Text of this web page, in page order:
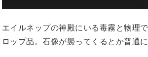
エイルネップの神殿にいる毒霧と物理
ロップ品。石像が襲ってくるとか普通に